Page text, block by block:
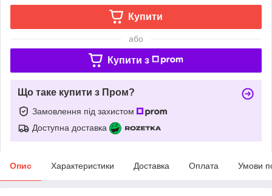
Купити
або
Купити з
Що таке купити з Пром?
Замовлення під захистом
Доступна доставка
Опис Характеристики Доставка Оплата Умови